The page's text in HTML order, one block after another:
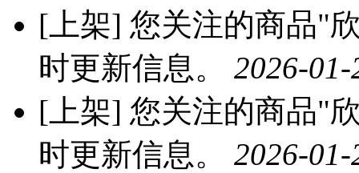
[上架] 您关注的商品"
时更新信息。 2026-
[上架] 您关注的商品"
时更新信息。 2026-